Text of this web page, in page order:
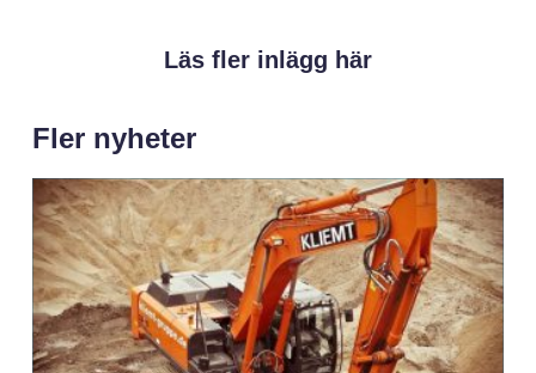
Läs fler inlägg här
Fler nyheter